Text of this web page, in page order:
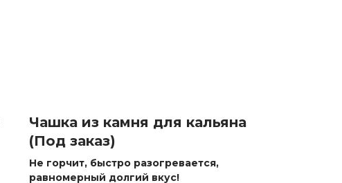
Чашка из камня для кальяна
(Под заказ)
Не горчит, быстро разогревается,
равномерный долгий вкус!